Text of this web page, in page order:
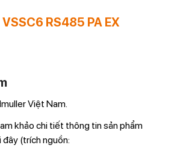
RS485 PA EX
Việt Nam.
khảo chi tiết thông tin sản phẩm
(trích nguồn: